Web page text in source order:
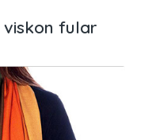
viskon fular